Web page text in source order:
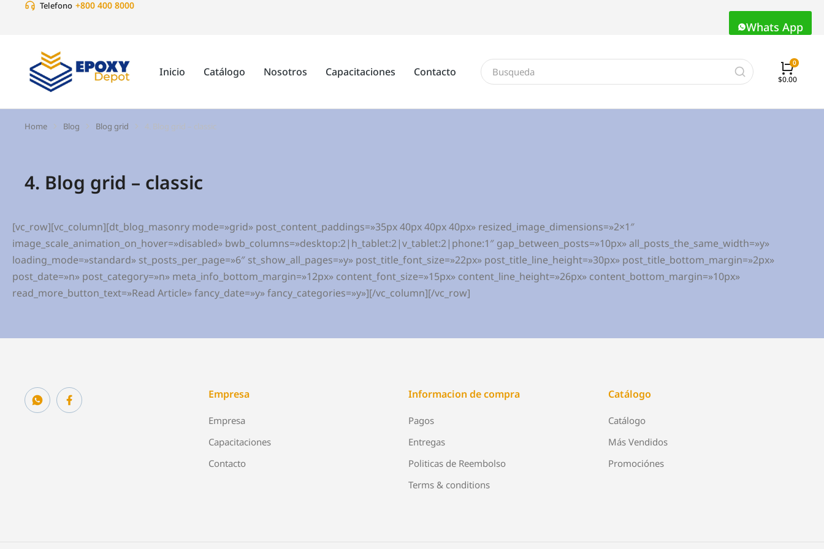
Telefono +800 400 8000
Whats App
Inicio Catálogo Nosotros Capacitaciones Contacto
$0.00
You are here:
Home Blog Blog grid 4. Blog grid – classic
4. Blog grid – classic
[vc_row][vc_column][dt_blog_masonry mode=»grid» post_content_paddings=»35px 40px 40px 40px» resized_image_dimensions=»2×1″
image_scale_animation_on_hover=»disabled» bwb_columns=»desktop:2|h_tablet:2|v_tablet:2|phone:1″ gap_between_posts=»10px» all_posts_the_same_width=»y»
loading_mode=»standard» st_posts_per_page=»6″ st_show_all_pages=»y» post_title_font_size=»22px» post_title_line_height=»30px» post_title_bottom_margin=»2px»
post_date=»n» post_category=»n» meta_info_bottom_margin=»12px» content_font_size=»15px» content_line_height=»26px» content_bottom_margin=»10px»
read_more_button_text=»Read Article» fancy_date=»y» fancy_categories=»y»][/vc_column][/vc_row]
Empresa
Empresa
Capacitaciones
Contacto
Informacion de compra
Pagos
Entregas
Politicas de Reembolso
Terms & conditions
Catálogo
Catálogo
Más Vendidos
Promociónes